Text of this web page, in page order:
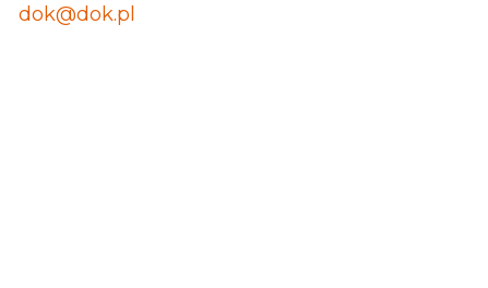
dok@dok.pl